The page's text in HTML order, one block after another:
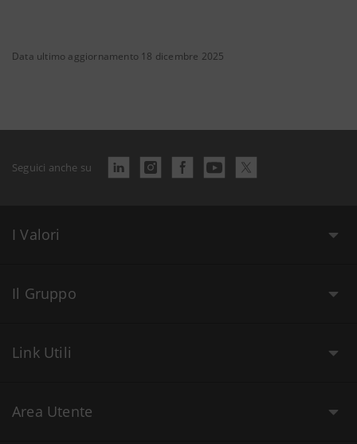
Data ultimo aggiornamento 18 dicembre 2025
Seguici anche su
I Valori
Il Gruppo
Link Utili
Area Utente